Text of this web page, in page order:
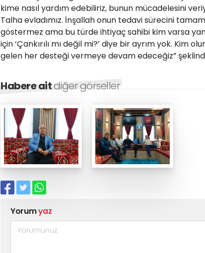
kime nasıl yardım edebiliriz, bunun mücadelesini
Talha evladımız. İnşallah onun tedavi sürecini
göstermez ama bu türde ihtiyaç sahibi kim varsa
için ‘Çankırılı mı değil mi?’ diye bir ayrım yok. Kim
gelen her desteği vermeye devam edeceğiz”
Habere aitdiğer görseller
Yorumyaz